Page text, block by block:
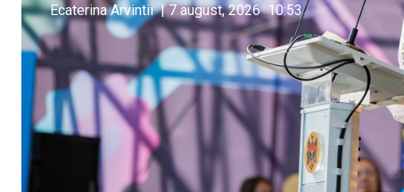
Ecaterina Arvintii | 7 august, 2026 10:53